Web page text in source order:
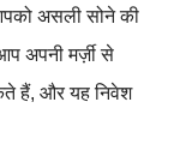
असली सोने की
अपनी मर्ज़ी से
हैं, और यह निवेश